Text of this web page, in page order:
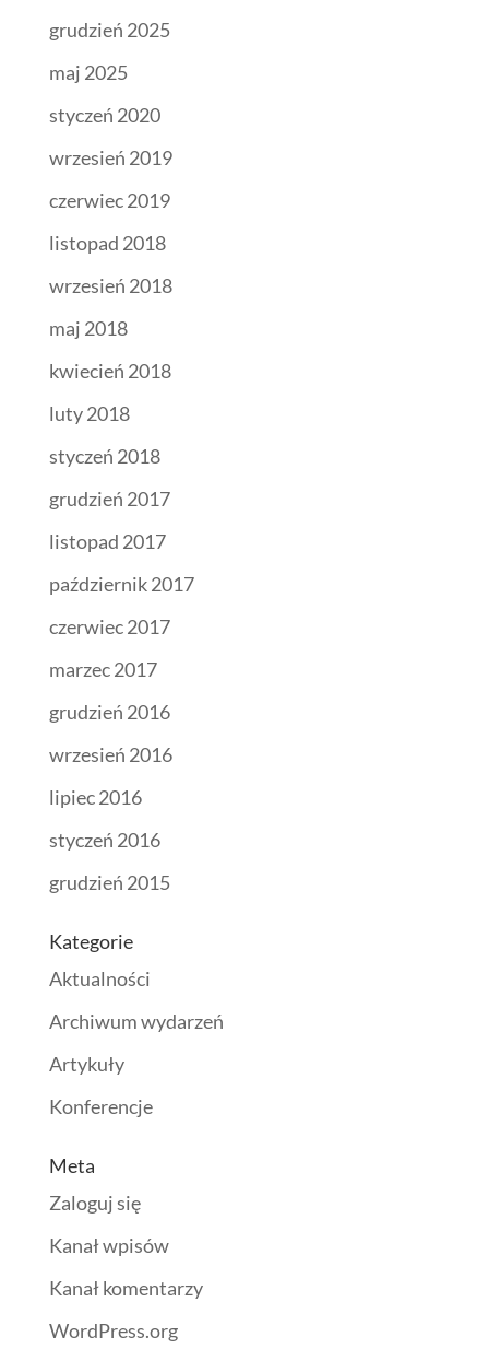
grudzień 2025
maj 2025
styczeń 2020
wrzesień 2019
czerwiec 2019
listopad 2018
wrzesień 2018
maj 2018
kwiecień 2018
luty 2018
styczeń 2018
grudzień 2017
listopad 2017
październik 2017
czerwiec 2017
marzec 2017
grudzień 2016
wrzesień 2016
lipiec 2016
styczeń 2016
grudzień 2015
Kategorie
Aktualności
Archiwum wydarzeń
Artykuły
Konferencje
Meta
Zaloguj się
Kanał wpisów
Kanał komentarzy
WordPress.org